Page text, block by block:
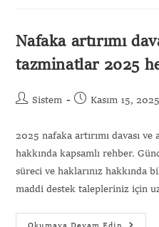
Nafaka artırımı
tazminatlar 2025
Sistem Kasım 15, 2025
2025 nafaka artırımı davası
hakkında kapsamlı rehber.
süreci ve haklarınız hakkında
maddi destek talepleriniz için